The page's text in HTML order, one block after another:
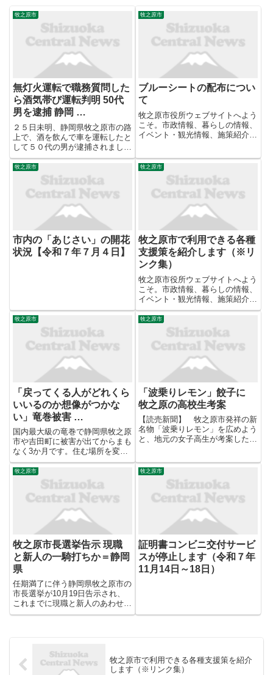
牧之原市
無灯火運転で職務質問した
ら酒気帯び運転判明 50代
男を逮捕 静岡 …
２５日未明、静岡県牧之原市の路
上で、酒を飲んで車を運転したと
して５０代の男が逮捕されまし
た。 酒気帯び運転の疑いで逮捕
されたのは、菊川市に住む、自
称・農業の男（５１）です。男は
25日午前0時半ころ、牧之原市内
で普通乗用車を酒気帯び運転した
牧之原市
ブルーシートの配布につい
て
牧之原市役所ウェブサイトへよう
こそ。市政情報、暮らしの情報、
イベント・観光情報、施策紹介、
牧之原市
市内の「あじさい」の開花
状況【令和７年７月４日】
牧之原市
牧之原市で利用できる各種
支援策を紹介します（※リ
ンク集）
牧之原市役所ウェブサイトへよう
こそ。市政情報、暮らしの情報、
イベント・観光情報、施策紹介、
市議会情報など。
牧之原市
「戻ってくる人がどれくら
いいるのか想像がつかな
い」竜巻被害 …
国内最大級の竜巻で静岡県牧之原
市や吉田町に被害が出てからまも
なく3か月です。住む場所を変え
た人もいれば家を直して元の場所
で生活する人もいて、復旧は進ん
でいますが被災地からはいまも不
安の声が聞こえてきます。 牧之
原市に住む平賀正廣さん。空き
牧之原市
「波乗りレモン」餃子に
牧之原の高校生考案
【読売新聞】 牧之原市発祥の新
名物「波乗りレモン」を広めよう
と、地元の女子高生が考案した
れ、話題となっている。道の駅
「そらっと牧之原」（同市坂部）
の「お茶の間食堂」で ...
牧之原市
牧之原市長選挙告示 現職
と新人の一騎打ちか＝静岡
県
任期満了に伴う静岡県牧之原市の
市長選挙が10月19日告示され、
これまでに現職と新人のあわせて
2人が立候補の届け出を済ませて
したのは届け出順に、新人で行...
牧之原市
証明書コンビニ交付サービ
スが停止します（令和７年
11月14日～18日）
牧之原市で利用できる各種支援策を紹介
します（※リンク集）